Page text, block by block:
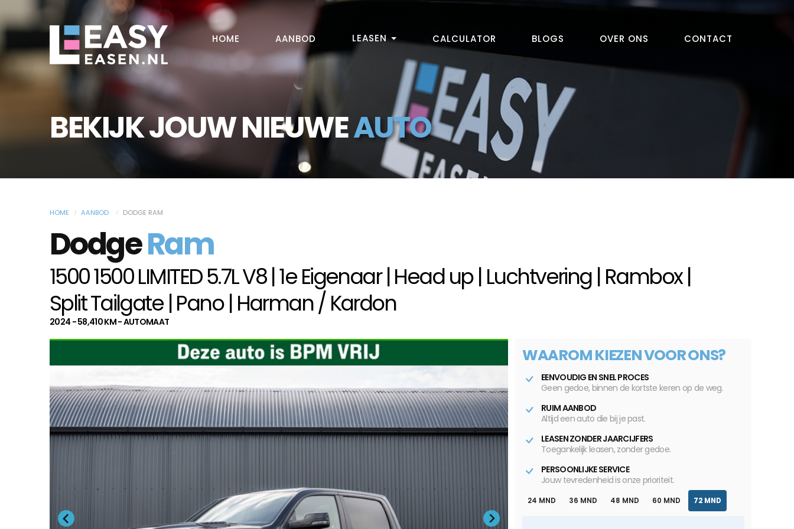
HOME AANBOD LEASEN CALCULATOR BLOGS OVER ONS CONTACT
BEKIJK JOUW NIEUWEAUTO
HOME AANBOD DODGE RAM
DodgeRam
1500 1500 LIMITED 5.7L V8 | 1e Eigenaar | Head up | Luchtvering | Rambox |
Split Tailgate | Pano | Harman / Kardon
2024 - 58,410 KM - AUTOMAAT
WAAROM KIEZEN VOOR ONS?
EENVOUDIG EN SNEL PROCES
Geen gedoe, binnen de kortste keren op de weg.
RUIM AANBOD
Altijd een auto die bij je past.
LEASEN ZONDER JAARCIJFERS
Toegankelijk leasen, zonder gedoe.
PERSOONLIJKE SERVICE
Jouw tevredenheid is onze prioriteit.
24 MND 36 MND 48 MND 60 MND 72 MND